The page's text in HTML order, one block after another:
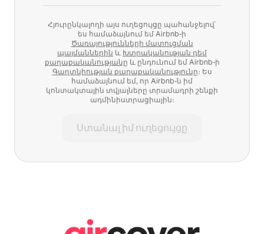
Հյուրընկալողի այս ուղեցույցը պահանջելով՝
ես համաձայնում եմ Airbnb-ի
Ծառայությունների մատուցման
պայմաններին և Խտրականության դեմ
քաղաքականությանը և ընդունում եմ Airbnb-ի
Գաղտնիության քաղաքականությունը։ Ես
համաձայնում եմ, որ Airbnb-ն իմ
կոնտակտային տվյալները տրամադրի շենքի
ադմինիստրացիային։
Ստանալ իմ ուղեցույցը